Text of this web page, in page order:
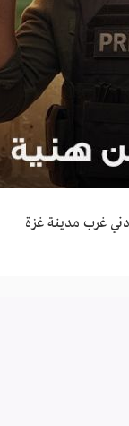
غرب مدينة غزة
شارك
جلسة
حول
جنيف